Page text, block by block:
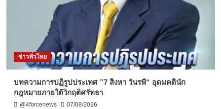
ข่าวทั่วไทย
บทความการปฏิรูปประเทศ ”7 สิงหา วันรพี“ อุดมคตินัก
กฎหมายภายใต้วิกฤติศรัทธา
@4forcenews 07/08/2026